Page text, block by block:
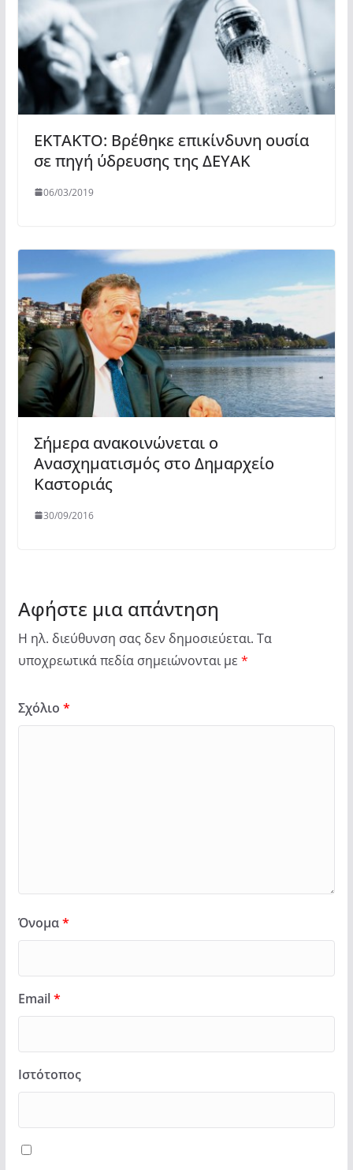
ΕΚΤΑΚΤΟ: Βρέθηκε επικίνδυνη ουσία
σε πηγή ύδρευσης της ΔΕΥΑΚ
06/03/2019
Σήμερα ανακοινώνεται ο
Ανασχηματισμός στο Δημαρχείο
Καστοριάς
30/09/2016
Αφήστε μια απάντηση
Η ηλ. διεύθυνση σας δεν δημοσιεύεται. Τα
υποχρεωτικά πεδία σημειώνονται με *
Σχόλιο *
Όνομα*
Email*
Ιστότοπος